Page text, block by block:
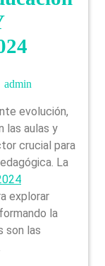
admin
las aulas y
crucial para
La
explorar
la
son las